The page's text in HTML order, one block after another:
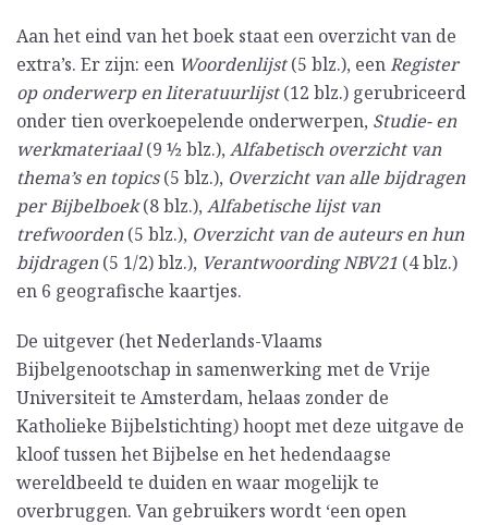
Aan het eind van het boek staat een overzicht van de
extra’s. Er zijn: een Woordenlijst(5 blz.), eenRegister
op onderwerp en literatuurlijst(12 blz.) gerubriceerd
onder tien overkoepelende onderwerpen, Studie- en
werkmateriaal(9 ½ blz.), Alfabetisch overzicht van
thema’s en topics(5 blz.), Overzicht van alle bijdragen
per Bijbelboek(8 blz.), Alfabetische lijst van
trefwoorden (5 blz.), Overzicht van de auteurs en hun
bijdragen (5 1/2) blz.), Verantwoording NBV21 (4 blz.)
en 6 geografische kaartjes.
De uitgever (het Nederlands-Vlaams
Bijbelgenootschap in samenwerking met de Vrije
Universiteit te Amsterdam, helaas zonder de
Katholieke Bijbelstichting) hoopt met deze uitgave de
kloof tussen het Bijbelse en het hedendaagse
wereldbeeld te duiden en waar mogelijk te
overbruggen. Van gebruikers wordt ‘een open